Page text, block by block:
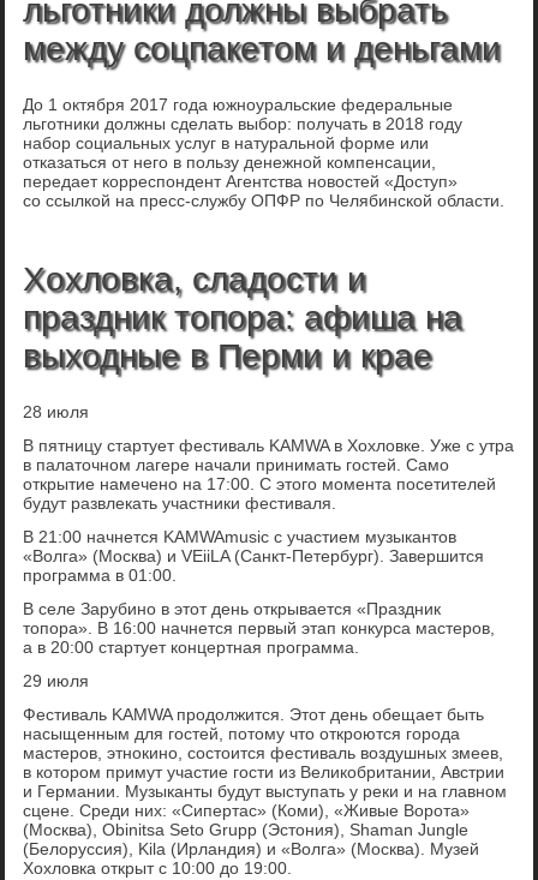
льготники должны выбрать
между соцпакетом и деньгами
До 1 октября 2017 года южноуральские федеральные
льготники должны сделать выбор: получать в 2018 году
набор социальных услуг в натуральной форме или
отказаться от него в пользу денежной компенсации,
передает корреспондент Агентства новостей «Доступ»
со ссылкой на пресс-службу ОПФР по Челябинской области.
Хохловка, сладости и
праздник топора: афиша на
выходные в Перми и крае
28 июля
В пятницу стартует фестиваль KAMWA в Хохловке. Уже с утра
в палаточном лагере начали принимать гостей. Само
открытие намечено на 17:00. С этого момента посетителей
будут развлекать участники фестиваля.
В 21:00 начнется KAMWAmusic с участием музыкантов
«Волга» (Москва) и VEiiLA (Санкт-Петербург). Завершится
программа в 01:00.
В селе Зарубино в этот день открывается «Праздник
топора». В 16:00 начнется первый этап конкурса мастеров,
а в 20:00 стартует концертная программа.
29 июля
Фестиваль KAMWA продолжится. Этот день обещает быть
насыщенным для гостей, потому что откроются города
мастеров, этнокино, состоится фестиваль воздушных змеев,
в котором примут участие гости из Великобритании, Австрии
и Германии. Музыканты будут выступать у реки и на главном
сцене. Среди них: «Сипертас» (Коми), «Живые Ворота»
(Москва), Obinitsa Seto Grupp (Эстония), Shaman Jungle
(Белоруссия), Kila (Ирландия) и «Волга» (Москва). Музей
Хохловка открыт с 10:00 до 19:00.